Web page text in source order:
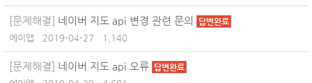
[문제해결] 네이버 지도 api 변경 관련 문의 답변완료
에이앱 2019-04-27 1,140
[문제해결] 네이버 지도 api 오류 답변완료